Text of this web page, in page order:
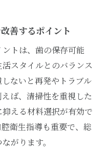
善するポイント
トは、歯の保存可能
スタイルとのバランス
ないと再発やトラブル
ば、清掃性を重視した
える材料選択が有効で
衛生指導も重要で、総
がります。